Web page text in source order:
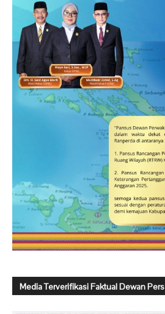
Media Terverifikasi Faktual Dewan Pers